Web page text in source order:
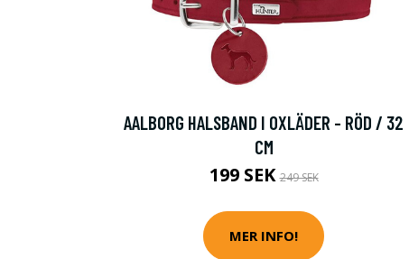
AALBORG HALSBAND I OXLÄDER - RÖD / 32
CM
199 SEK249 SEK
MER INFO!